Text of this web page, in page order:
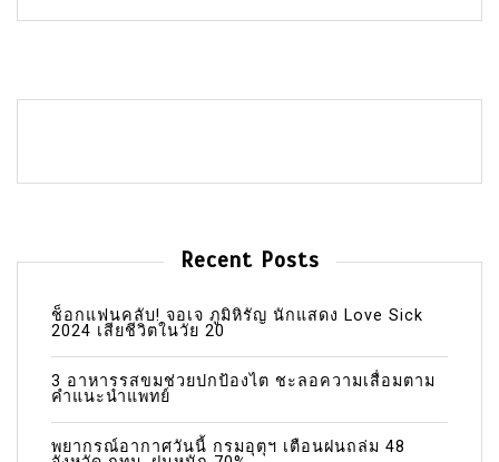
Recent Posts
ช็อกแฟนคลับ! จอเจ ภูมิหิรัญ นักแสดง Love Sick
2024 เสียชีวิตในวัย 20
3 อาหารรสขมช่วยปกป้องไต ชะลอความเสื่อมตาม
คำแนะนำแพทย์
พยากรณ์อากาศวันนี้ กรมอุตุฯ เตือนฝนถล่ม 48